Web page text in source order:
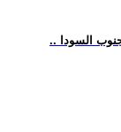
السودا